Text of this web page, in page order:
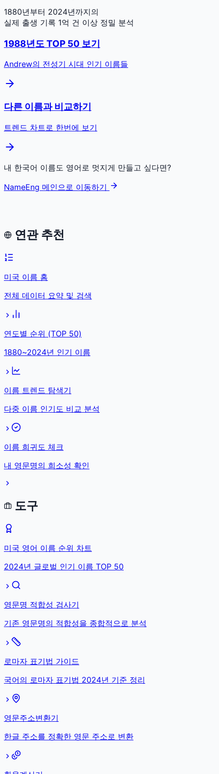
1880년부터 2024년까지의
실제 출생 기록 1억 건 이상 정밀 분석
1988년도 TOP 50 보기
Andrew의 전성기 시대 인기 이름들
다른 이름과 비교하기
트렌드 차트로 한번에 보기
내 한국어 이름도 영어로 멋지게 만들고 싶다면?
NameEng 메인으로 이동하기
연관 추천
미국 이름 홈
전체 데이터 요약 및 검색
연도별 순위 (TOP 50)
1880~2024년 인기 이름
이름 트렌드 탐색기
다중 이름 인기도 비교 분석
이름 희귀도 체크
내 영문명의 희소성 확인
도구
미국 영어 이름 순위 차트
2024년 글로벌 인기 이름 TOP 50
영문명 적합성 검사기
기존 영문명의 적합성을 종합적으로 분석
로마자 표기법 가이드
국어의 로마자 표기법 2024년 기준 정리
영문주소변환기
한글 주소를 정확한 영문 주소로 변환